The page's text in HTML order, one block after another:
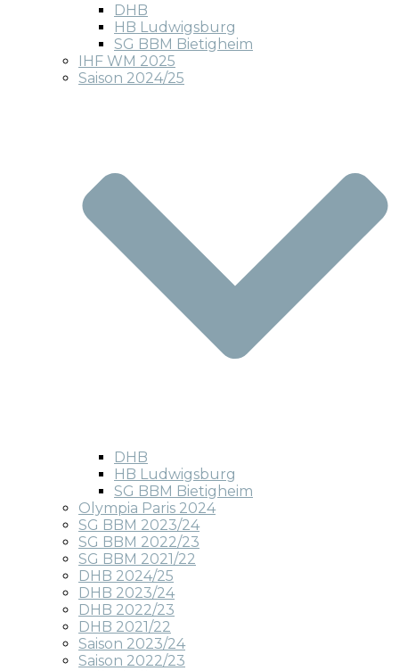
DHB
HB Ludwigsburg
SG BBM Bietigheim
IHF WM 2025
Saison 2024/25
DHB
HB Ludwigsburg
SG BBM Bietigheim
Olympia Paris 2024
SG BBM 2023/24
SG BBM 2022/23
SG BBM 2021/22
DHB 2024/25
DHB 2023/24
DHB 2022/23
DHB 2021/22
Saison 2023/24
Saison 2022/23